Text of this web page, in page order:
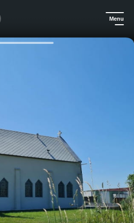
Menu
Een ongewone nacht in een voormalige kapel op de 3 grenzen tussen Frankrijk, België en Luxemburg